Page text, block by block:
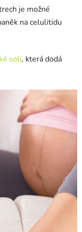
je možné
na celulitidu
soli, která dodá